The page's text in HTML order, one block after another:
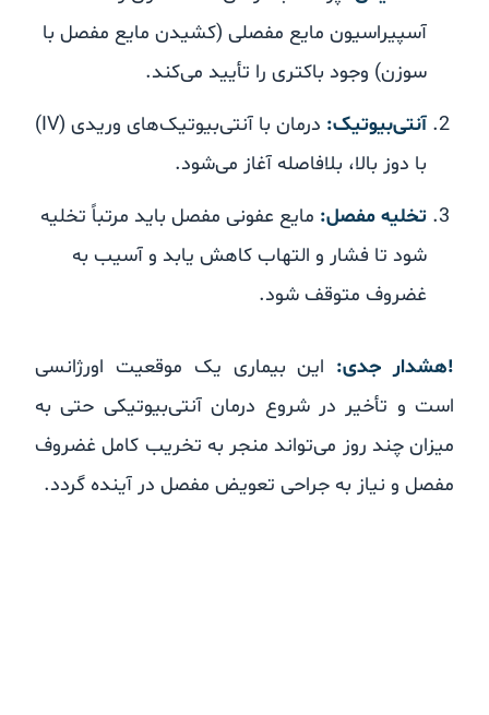
آسپیراسیون مایع مفصلی (کشیدن مایع مفصل با
سوزن) وجود باکتری را تأیید می‌کند.
آنتی‌بیوتیک:
درمان با آنتی‌بیوتیک‌های وریدی (IV)
با دوز بالا، بلافاصله آغاز می‌شود.
تخلیه مفصل:مایع عفونی مفصل باید مرتباً تخلیه
شود تا فشار و التهاب کاهش یابد و آسیب به
غضروف متوقف شود.
!هشدار جدی:این بیماری یک موقعیت اورژانسی
است و تأخیر در شروع درمان آنتی‌بیوتیکی حتی به
میزان چند روز می‌تواند منجر به تخریب کامل غضروف
مفصل و نیاز به جراحی تعویض مفصل در آینده گردد.